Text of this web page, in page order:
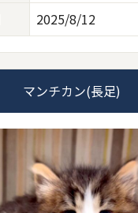
2025/8/12
マンチカン(長足)